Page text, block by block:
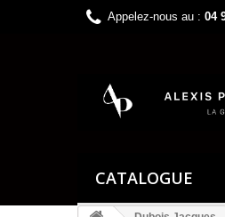
Appelez-nous au : 04
CATALOGUE